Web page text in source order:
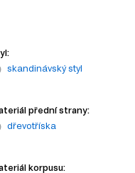
skandinávský styl
přední strany:
dřevotříska
korpusu: